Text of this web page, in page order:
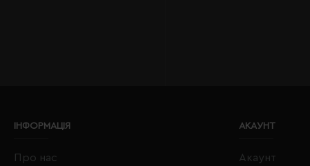
ІНФОРМАЦІЯ
Про нас
АКАУНТ
Акаунт